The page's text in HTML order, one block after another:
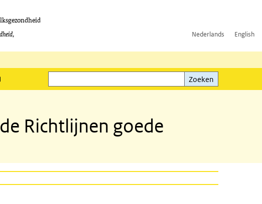
Nederlands English
Zoeken
Zoeken
Richtlijnen goede